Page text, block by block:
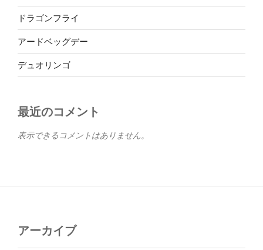
ドラゴンフライ
アードベッグデー
デュオリンゴ
最近のコメント
表示できるコメントはありません。
アーカイブ